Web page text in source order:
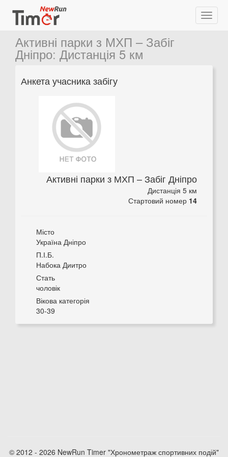
Активні парки з МХП – Забіг
Дніпро: Дистанція 5 км
Анкета учасника забігу
Активні парки з МХП – Забіг Дніпро
Дистанція 5 км
Стартовий номер 14
Місто
Україна Дніпро
П.І.Б.
Набока Диитро
Стать
чоловік
Вікова категорія
30-39
© 2012 - 2026 NewRun Timer "Хронометраж спортивних подій"